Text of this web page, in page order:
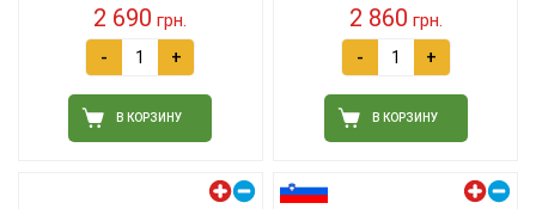
2 690 грн.
- +
В КОРЗИНУ
2 860 грн.
- +
В КОРЗИНУ